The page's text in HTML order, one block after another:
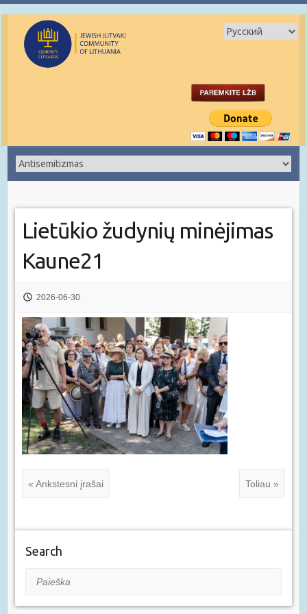
Lietūkio žudynių minėjimas
Kaune21
2026-06-30
« Ankstesni įrašai Toliau »
Search
Paieška